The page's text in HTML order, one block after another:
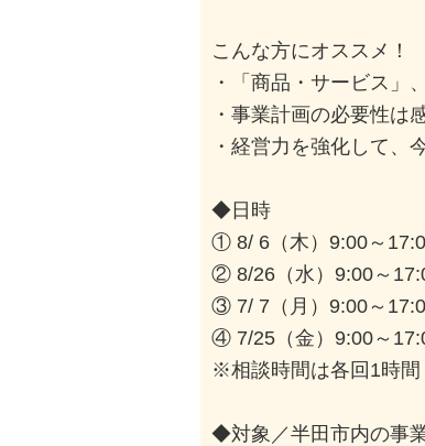
こんな方にオススメ！
・「商品・サービス」
・事業計画の必要性は
・経営力を強化して、
◆日時
① 8/ 6（木）9:00～
② 8/26（水）9:00～
③ 7/ 7（月）9:00～
④ 7/25（金）9:00～
※相談時間は各回1時間
◆対象／半田市内の事